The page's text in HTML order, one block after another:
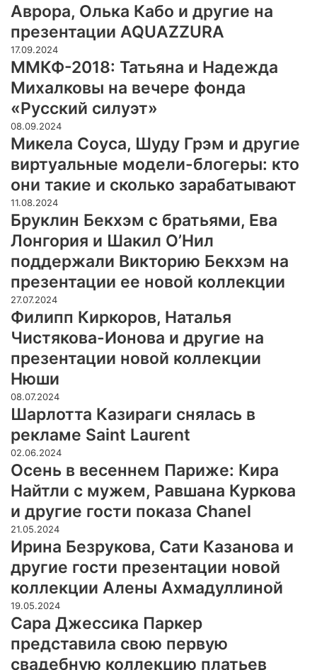
Аврора, Олька Кабо и другие на
презентации AQUAZZURA
17.09.2024
ММКФ-2018: Татьяна и Надежда
Михалковы на вечере фонда
«Русский силуэт»
08.09.2024
Микела Соуса, Шуду Грэм и другие
виртуальные модели-блогеры: кто
они такие и сколько зарабатывают
11.08.2024
Бруклин Бекхэм с братьями, Ева
Лонгория и Шакил О’Нил
поддержали Викторию Бекхэм на
презентации ее новой коллекции
27.07.2024
Филипп Киркоров, Наталья
Чистякова-Ионова и другие на
презентации новой коллекции
Нюши
08.07.2024
Шарлотта Казираги снялась в
рекламе Saint Laurent
02.06.2024
Осень в весеннем Париже: Кира
Найтли с мужем, Равшана Куркова
и другие гости показа Chanel
21.05.2024
Ирина Безрукова, Сати Казанова и
другие гости презентации новой
коллекции Алены Ахмадуллиной
19.05.2024
Сара Джессика Паркер
представила свою первую
свадебную коллекцию платьев